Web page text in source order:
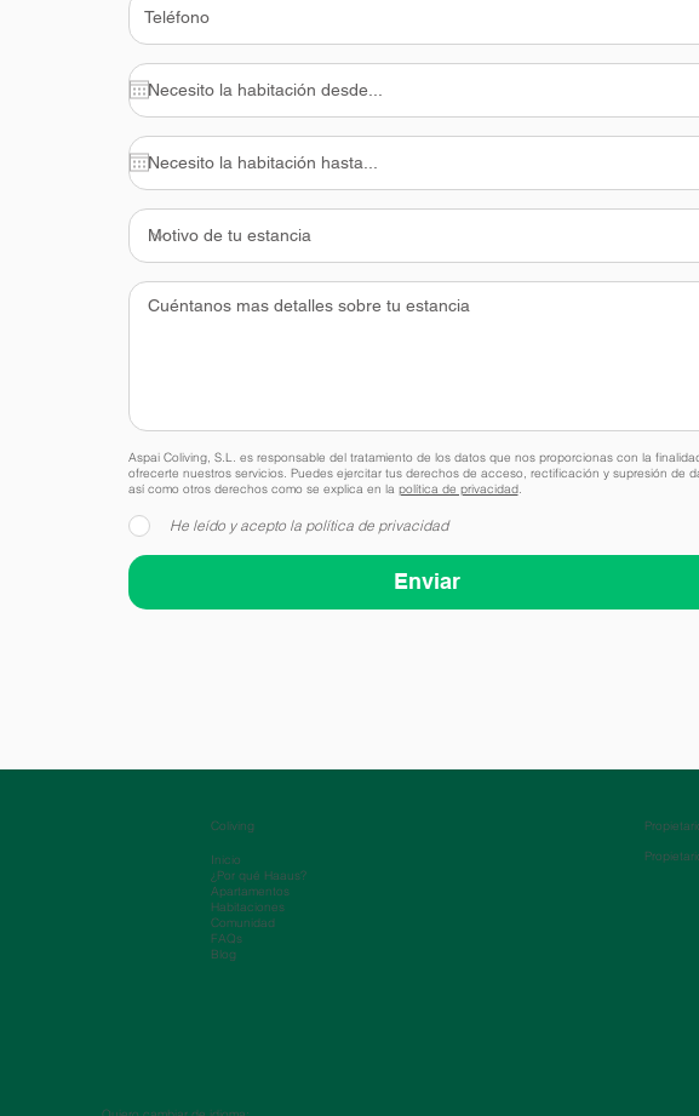
Enviar
Aspai Coliving, S.L. es responsable del tratamiento de los datos que nos proporcionas con la
ofrecerte nuestros servicios. Puedes ejercitar tus derechos de acceso, rectificación y supresión de
así como otros derechos como se explica en la política de privacidad.
He leído y acepto la política de privacidad
Coliving
Inicio
¿Por qué Haaus?
Apartamentos
Habitaciones
Comunidad
FAQs
Blog